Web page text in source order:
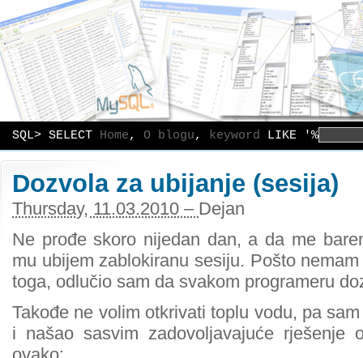
SQL> SELECT Home, O blogu, keyword LIKE '%
Dozvola za ubijanje (sesija)
Thursday, 11.03.2010 – Dejan
Ne prođe skoro nijedan dan, a da me
mu ubijem zablokiranu sesiju. Pošto
toga, odlučio sam da svakom programeru
Takođe ne volim otkrivati toplu vodu, pa
i našao sasvim zadovoljavajuće rješenje